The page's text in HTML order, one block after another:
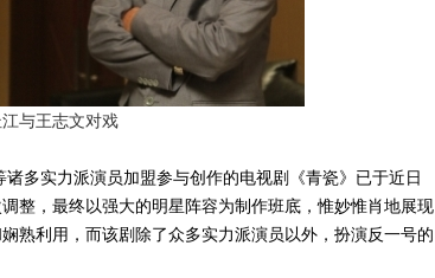
与王志文对戏
实力派演员加盟参与创作的电视剧《青瓷》已于近日
整，最终以强大的明星阵容为制作班底，惟妙惟肖地展现
熟利用，而该剧除了众多实力派演员以外，扮演反一号的